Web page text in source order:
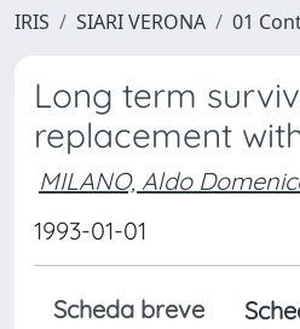
IRIS SIARI VERONA 01
Long term
replacement
MILANO, Aldo
1993-01-01
Scheda breve